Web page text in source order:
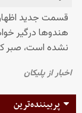
پربیننده‌ترین